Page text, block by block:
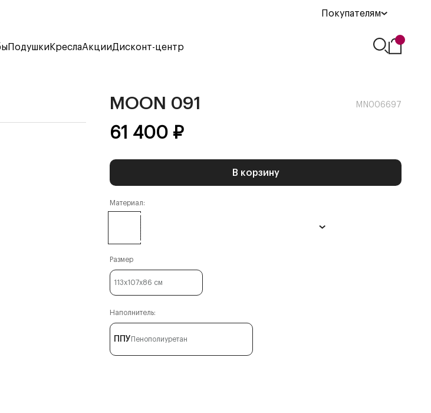
Покупателям
ПодушкиКреслаАкцииДисконт-центр
MOON 091 MN006697
61 400 ₽
В корзину
Материал:
Размер
113x107x86 см
Наполнитель:
ППУ Пенополиуретан